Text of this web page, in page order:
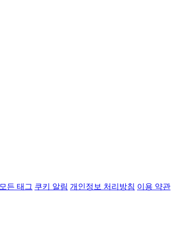
모든 태그 쿠키 알림 개인정보 처리방침 이용 약관